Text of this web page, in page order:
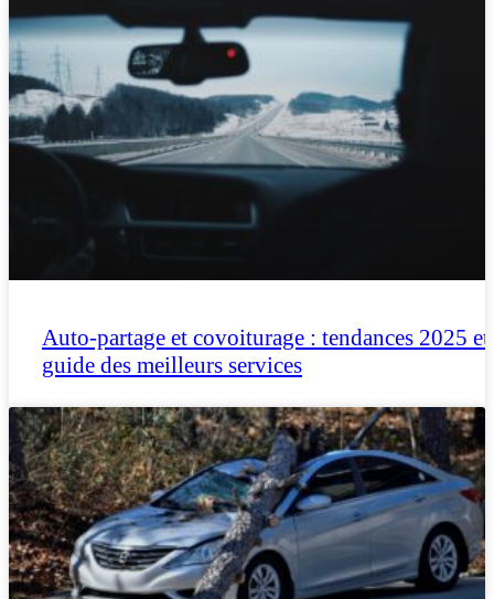
Auto-partage et covoiturage : tendances 2025 et
guide des meilleurs services